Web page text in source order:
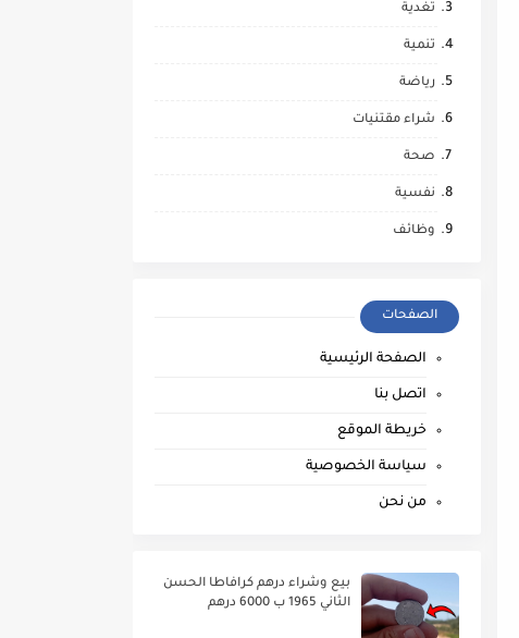
تغدية
تنمية
رياضة
شراء مقتنيات
صحة
نفسية
وظائف
الصفحات
الصفحة الرئيسية
اتصل بنا
خريطة الموقع
سياسة الخصوصية
من نحن
بيع وشراء درهم كرافاطا الحسن
الثاني 1965 ب 6000 درهم